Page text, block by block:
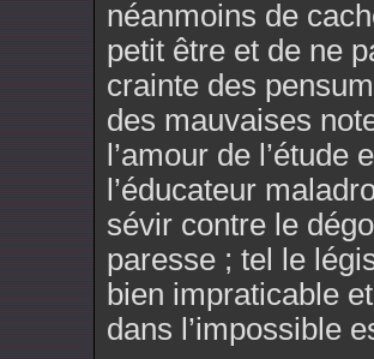
néanmoins de
petit être et de ne
crainte des
des mauvaises
l’amour de
l’éducateur
sévir contre le
paresse ; tel le
bien impraticable
dans l’impossible